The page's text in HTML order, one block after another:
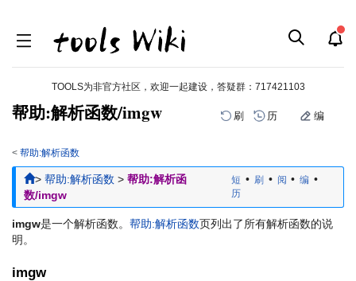
TOOLS为非官方社区，欢迎一起建设，答疑群： 717421103
帮助:解析函数/imgw 刷 历 编
< 帮助:解析函数
跳
跳
> 帮助:解析函数 > 帮助:解析函
数/imgw
短 • 刷 • 阅 • 编 •
历
imgw是一个解析函数。 帮助:解析函数页列出了所有解析函数的说
明。
imgw